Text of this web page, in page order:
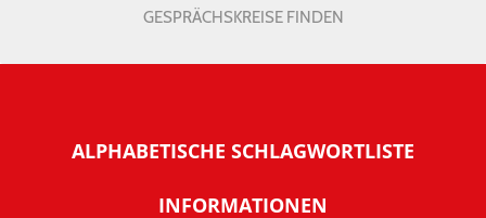
GESPRÄCHSKREISE FINDEN
ALPHABETISCHE SCHLAGWORTLISTE
INFORMATIONEN